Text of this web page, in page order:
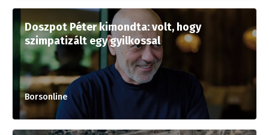
Doszpot Péter kimondta: volt, hogy
szimpatizált egy gyilkossal
Borsonline